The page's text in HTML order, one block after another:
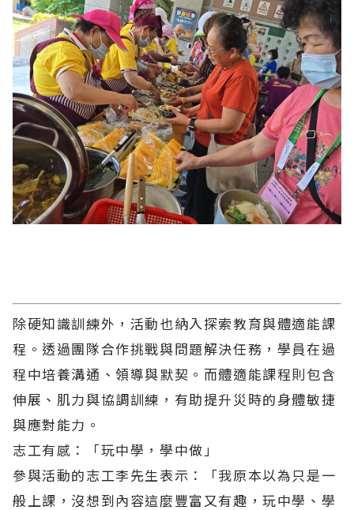
除硬知識訓練外，活動也納入探索教育與體適能課
程。透過團隊合作挑戰與問題解決任務，學員在過
程中培養溝通、領導與默契。而體適能課程則包含
伸展、肌力與協調訓練，有助提升災時的身體敏捷
與應對能力。
志工有感：「玩中學，學中做」
參與活動的志工李先生表示：「我原本以為只是一
般上課，沒想到內容這麼豐富又有趣，玩中學、學